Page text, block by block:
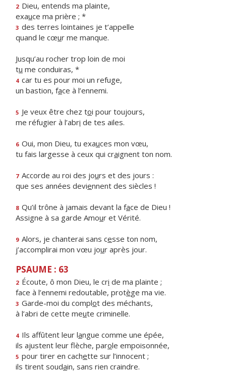
2 Dieu, entends ma plainte,
exauce ma prière ; *
3 des terres lointaines je t’appelle
quand le cœur me manque.
Jusqu’au rocher trop loin de moi
tu me conduiras, *
4 car tu es pour moi un refuge,
un bastion, face à l’ennemi.
5 Je veux être chez toi pour toujours,
me réfugier à l’abri de tes ailes.
6 Oui, mon Dieu, tu exauces mon vœu,
tu fais largesse à ceux qui craignent ton nom.
7 Accorde au roi des jours et des jours :
que ses années deviennent des siècles !
8 Qu’il trône à jamais devant la face de Dieu !
Assigne à sa garde Amour et Vérité.
9 Alors, je chanterai sans cesse ton nom,
j’accomplirai mon vœu jour après jour.
PSAUME : 63
2 Écoute, ô mon Dieu, le cri de ma plainte ;
face à l’ennemi redoutable, protège ma vie.
3 Garde-moi du complot des méchants,
à l’abri de cette meute criminelle.
4 Ils affûtent leur langue comme une épée,
ils ajustent leur flèche, parole empoisonnée,
5 pour tirer en cachette sur l’innocent ;
ils tirent soudain, sans rien craindre.